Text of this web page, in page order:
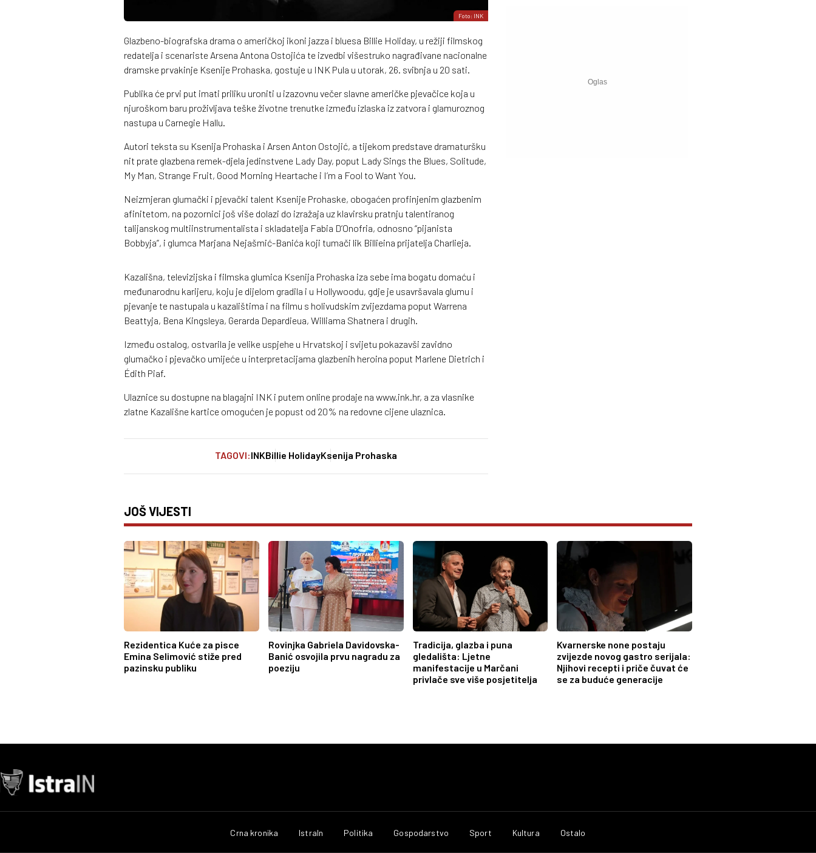
Foto: INK
Glazbeno-biografska drama o američkoj ikoni jazza i bluesa Billie Holiday, u režiji filmskog
redatelja i scenariste Arsena Antona Ostojića te izvedbi višestruko nagrađivane nacionalne
dramske prvakinje Ksenije Prohaska, gostuje u INK Pula u utorak, 26. svibnja u 20 sati.
Publika će prvi put imati priliku uroniti u izazovnu večer slavne američke pjevačice koja u
njuroškom baru proživljava teške životne trenutke između izlaska iz zatvora i glamuroznog
nastupa u Carnegie Hallu.
Autori teksta su Ksenija Prohaska i Arsen Anton Ostojić, a tijekom predstave dramaturšku
nit prate glazbena remek-djela jedinstvene Lady Day, poput Lady Sings the Blues, Solitude,
My Man, Strange Fruit, Good Morning Heartache i I’m a Fool to Want You.
Neizmjeran glumački i pjevački talent Ksenije Prohaske, obogaćen profinjenim glazbenim
afinitetom, na pozornici još više dolazi do izražaja uz klavirsku pratnju talentiranog
talijanskog multiinstrumentalista i skladatelja Fabia D’Onofria, odnosno “pijanista
Bobbyja”, i glumca Marjana Nejašmić-Banića koji tumači lik Billieina prijatelja Charlieja.
Kazališna, televizijska i filmska glumica Ksenija Prohaska iza sebe ima bogatu domaću i
međunarodnu karijeru, koju je dijelom gradila i u Hollywoodu, gdje je usavršavala glumu i
pjevanje te nastupala u kazalištima i na filmu s holivudskim zvijezdama poput Warrena
Beattyja, Bena Kingsleya, Gerarda Depardieua, Williama Shatnera i drugih.
Između ostalog, ostvarila je velike uspjehe u Hrvatskoj i svijetu pokazavši zavidno
glumačko i pjevačko umijeće u interpretacijama glazbenih heroina poput Marlene Dietrich i
Édith Piaf.
Ulaznice su dostupne na blagajni INK i putem online prodaje na www.ink.hr, a za vlasnike
zlatne Kazališne kartice omogućen je popust od 20% na redovne cijene ulaznica.
TAGOVI:INKBillie HolidayKsenija Prohaska
JOŠ VIJESTI
Rezidentica Kuće za pisce
Emina Selimović stiže pred
pazinsku publiku
Rovinjka Gabriela Davidovska-
Banić osvojila prvu nagradu za
poeziju
Tradicija, glazba i puna
gledališta: Ljetne
manifestacije u Marčani
privlače sve više posjetitelja
Kvarnerske none postaju
zvijezde novog gastro serijala:
Njihovi recepti i priče čuvat će
se za buduće generacije
Crna kronika IstraIn Politika Gospodarstvo Sport Kultura Ostalo